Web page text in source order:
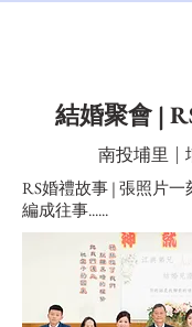
結婚聚會 |
南投埔里 |
RS婚禮故事 | 張照片
編成往事......